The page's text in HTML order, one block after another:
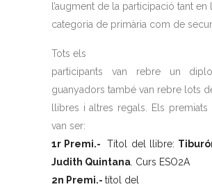
l’augment de la participació tant en
categoria de primària com de
Tots els
participants van rebre un
guanyadors també van rebre lots
llibres i altres regals. Els premiats
van ser:
1r Premi.-
Títol del llibre:
Judith Quintana . Curs ESO2A
2n Premi.- títol del